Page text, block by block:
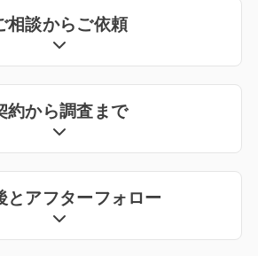
相談からご依頼
約から調査まで
とアフターフォロー